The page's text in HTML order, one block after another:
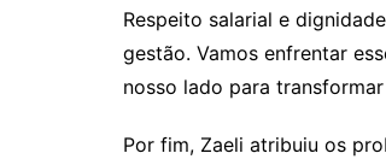
Respeito salarial e
gestão. Vamos enfrentar
nosso lado para
Por fim, Zaeli atribuiu os